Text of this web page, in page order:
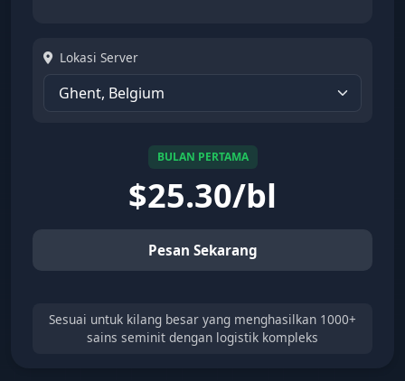
Lokasi Server
BULAN PERTAMA
$25.30/bl
Pesan Sekarang
Sesuai untuk kilang besar yang menghasilkan 1000+
sains seminit dengan logistik kompleks